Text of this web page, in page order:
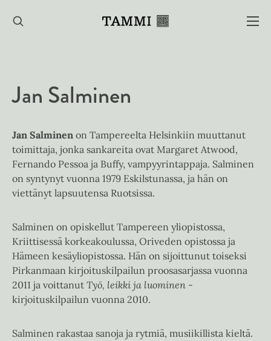
sisältöön
Jan Salminen
Jan Salminen on Tampereelta Helsinkiin muuttanut
toimittaja, jonka sankareita ovat Margaret Atwood,
Fernando Pessoa ja Buffy, vampyyrintappaja. Salminen
on syntynyt vuonna 1979 Eskilstunassa, ja hän on
viettänyt lapsuutensa Ruotsissa.
Salminen on opiskellut Tampereen yliopistossa,
Kriittisessä korkeakoulussa, Oriveden opistossa ja
Hämeen kesäyliopistossa. Hän on sijoittunut toiseksi
Pirkanmaan kirjoituskilpailun proosasarjassa vuonna
2011 ja voittanut Työ, leikki ja luominen -
kirjoituskilpailun vuonna 2010.
Salminen rakastaa sanoja ja rytmiä, musiikillista kieltä.